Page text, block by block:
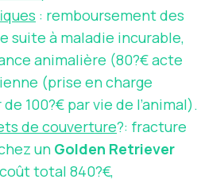
: remboursement des
suite à maladie incurable,
animalière (80?€ acte
(prise en charge
100?€ par vie de l’animal).
de couverture?: fracture
un Golden Retriever
total 840?€,